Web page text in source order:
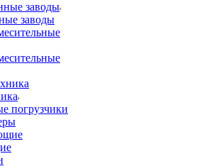
заводы
заводы
погрузчики